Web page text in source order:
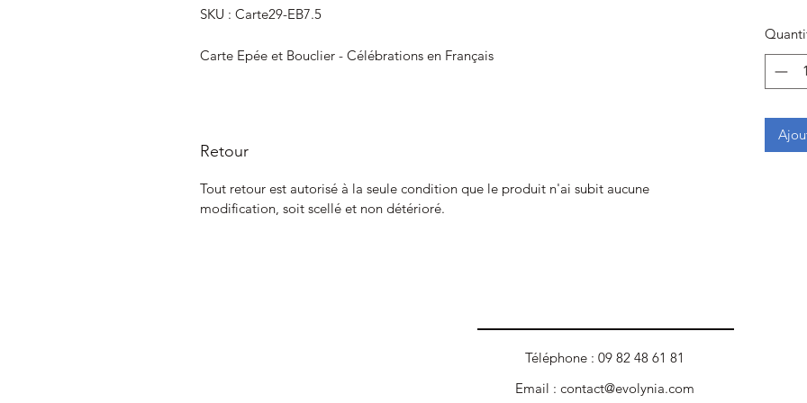
SKU : Carte29-EB7.5
Carte Epée et Bouclier - Célébrations en Français
Retour
Tout retour est autorisé à la seule condition que le produit n'ai subit aucune
modification, soit scellé et non détérioré.
Téléphone : 09 82 48 61 81
Email : contact@evolynia.com